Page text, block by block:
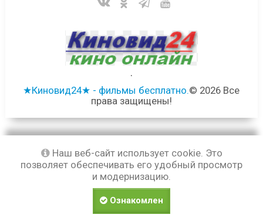
.
★Киновид24★ - фильмы бесплатно.© 2026 Все
права защищены!
Наш веб-сайт использует cookie. Это
позволяет обеспечивать его удобный просмотр
и модернизацию.
Ознакомлен